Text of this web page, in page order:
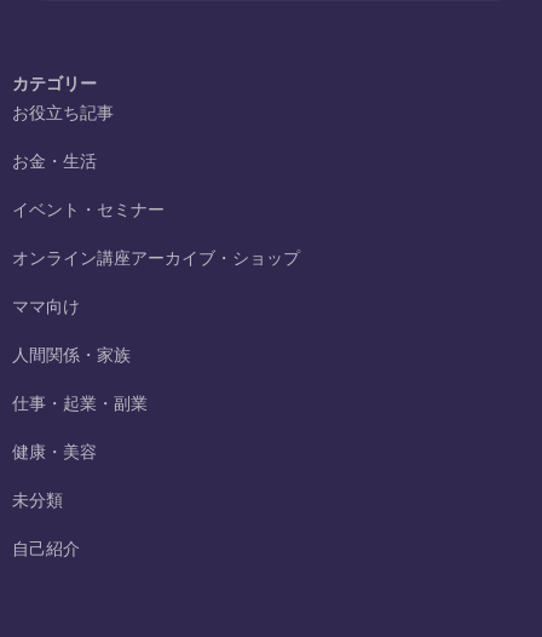
カテゴリー
お役立ち記事
お金・生活
イベント・セミナー
オンライン講座アーカイブ・ショップ
ママ向け
人間関係・家族
仕事・起業・副業
健康・美容
未分類
自己紹介